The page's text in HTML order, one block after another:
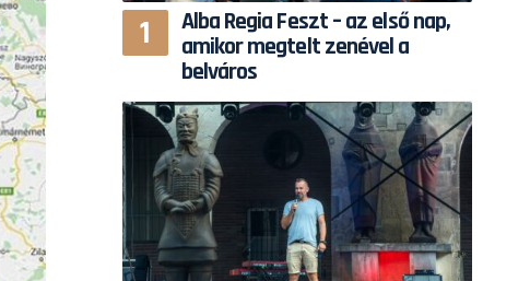
Alba Regia Feszt – az első nap,
amikor megtelt zenével a
belváros